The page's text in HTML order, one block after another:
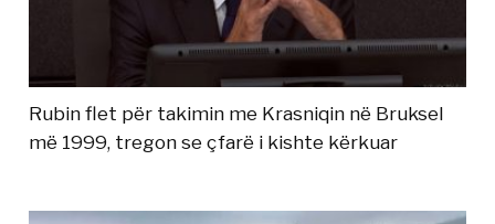
Rubin flet për takimin me Krasniqin në Bruksel
më 1999, tregon se çfarë i kishte kërkuar